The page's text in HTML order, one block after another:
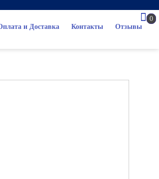
и Доставка Контакты Отзывы
0